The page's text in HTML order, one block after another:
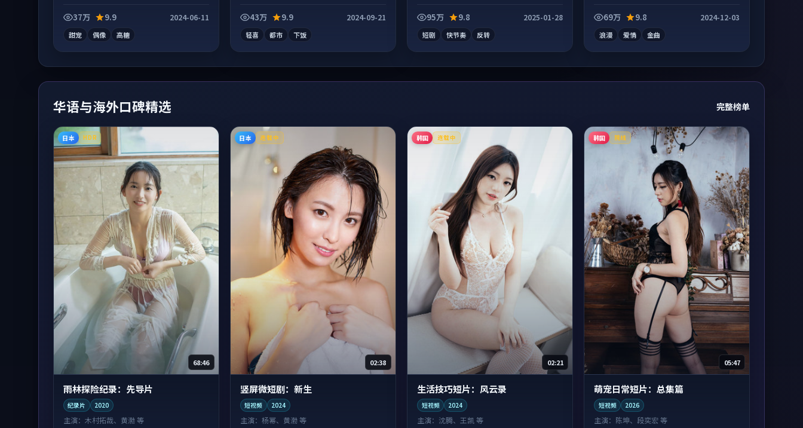
37万
9.9 2024-06-11
甜宠 偶像 高糖
43万
9.9 2024-09-21
轻喜 都市 下饭
95万
9.8 2025-01-28
短剧 快节奏 反转
69万
9.8 2024-12-03
浪漫 爱情 金曲
华语与海外口碑精选 完整榜单
日本 HDR
68:46
雨林探险纪录：先导片
纪录片 2020
主演： 木村拓哉、黄渤 等
日本 连载中
02:38
竖屏微短剧：新生
短视频 2024
主演：杨幂、黄渤 等
韩国 连载中
02:21
生活技巧短片：风云录
短视频 2024
主演： 沈腾、王凯 等
韩国 院线
05:47
萌宠日常短片：总集篇
短视频 2026
主演： 陈坤、段奕宏 等